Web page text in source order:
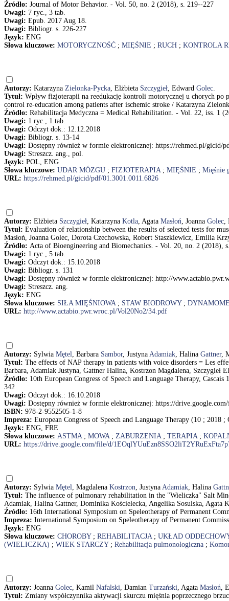
Źródło: Journal of Motor Behavior. - Vol. 50, no. 2 (2018), s. 219--227
Uwagi: 7 ryc., 3 tab.
Uwagi: Epub. 2017 Aug 18.
Uwagi: Bibliogr. s. 226-227
Język: ENG
Słowa kluczowe: MOTORYCZNOŚĆ ; MIĘŚNIE ; RUCH ; KONTROLA
Autorzy: Katarzyna Zielonka-Pycka, Elżbieta Szczygieł, Edward Golec.
Tytuł: Wpływ fizjoterapii na reedukację kontroli motorycznej u chorych
control re-education among patients after ischemic stroke / Katarzyna
Źródło: Rehabilitacja Medyczna = Medical Rehabilitation. - Vol. 22, iss. 1
Uwagi: 1 ryc., 1 tab.
Uwagi: Odczyt dok.: 12.12.2018
Uwagi: Bibliogr. s. 13-14
Uwagi: Dostępny również w formie elektronicznej: https://rehmed.pl/gicid/
Uwagi: Streszcz. ang., pol.
Język: POL, ENG
Słowa kluczowe: UDAR MÓZGU ; FIZJOTERAPIA; MIĘŚNIE ; Mięśnie
URL: https://rehmed.pl/gicid/pdf/01.3001.0011.6826
Autorzy: Elżbieta Szczygieł, Katarzyna Kotla, Agata Masłoń, Joanna Golec,
Tytuł: Evaluation of relationship between the results of selected tests for
Masłoń, Joanna Golec, Dorota Czechowska, Robert Staszkiewicz, Emilia
Źródło: Acta of Bioengineering and Biomechanics. - Vol. 20, no. 2 (2018),
Uwagi: 1 ryc., 5 tab.
Uwagi: Odczyt dok.: 15.10.2018
Uwagi: Bibliogr. s. 131
Uwagi: Dostępny również w formie elektronicznej: http://
Uwagi: Streszcz. ang.
Język: ENG
Słowa kluczowe: SIŁA MIĘŚNIOWA; STAW BIODROWY;
URL: http://www.actabio.pwr.wroc.pl/Vol20No2/34.pdf
Autorzy: Sylwia Mętel, Barbara Sambor, Justyna Adamiak, Halina Gattner,
Tytuł: The effects of NAP therapy in patients with voice disorders = Les
Barbara, Adamiak Justyna, Gattner Halina, Kostrzon Magdalena, Szczygieł
Źródło: 10th European Congress of Speech and Language Therapy,
342
Uwagi: Odczyt dok.: 16.10.2018
Uwagi: Dostępny również w formie elektronicznej: https://
ISBN: 978-2-9552505-1-8
Impreza: European Congress of Speech and Language Therapy (10 ; 2018 ;
Język: ENG, FRE
Słowa kluczowe: ASTMA; MOWA; ZABURZENIA; TERAPIA;
URL: https://drive.google.com/file/d/
Autorzy: Sylwia Mętel, Magdalena Kostrzon, Justyna Adamiak, Halina
Tytuł: The influence of pulmonary rehabilitation in the "Wieliczka" Salt
Adamiak, Halina Gattner, Dominika Kościelecka, Angelika Sosulska, Agata
Źródło: 16th International Symposium on Speleotherapy of Permanent
Impreza: International Symposium on Speleotherapy of Permanent
Język: ENG
Słowa kluczowe: CHOROBY; REHABILITACJA; UKŁAD
(WIELICZKA) ; WIEK STARCZY; Rehabilitacja pulmonologiczna ;
Autorzy: Joanna Golec, Kamil Nafalski, Damian Turzański, Agata Masłoń,
Tytuł: Zmiany współczynnika aktywacji skurczu mięśnia poprzecznego